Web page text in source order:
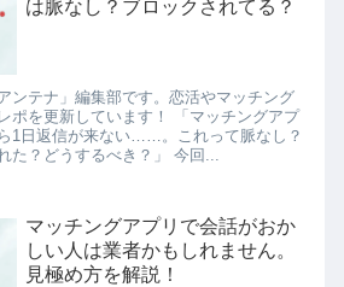
は脈なし？ブロックされてる？
ンテナ」編集部です。恋活やマッチング
ポを更新しています！ 「マッチングアプ
1日返信が来ない……。これって脈なし？
た？どうするべき？」 今回...
マッチングアプリで会話がおか
しい人は業者かもしれません。
見極め方を解説！